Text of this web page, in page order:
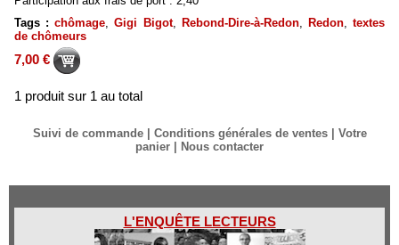
Tags :chômage, Gigi Bigot, Rebond-Dire-à-Redon, Redon, textes
de chômeurs
7,00 €
1 produit sur 1 au total
Suivi de commande Conditions générales de ventes
Votre
panier
Nous contacter
L'ENQUÊTE LECTEURS